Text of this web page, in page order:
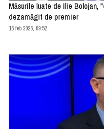
Măsurile luate de Ilie Bolojan,
dezamăgit de premier
16 feb 2026, 09:52